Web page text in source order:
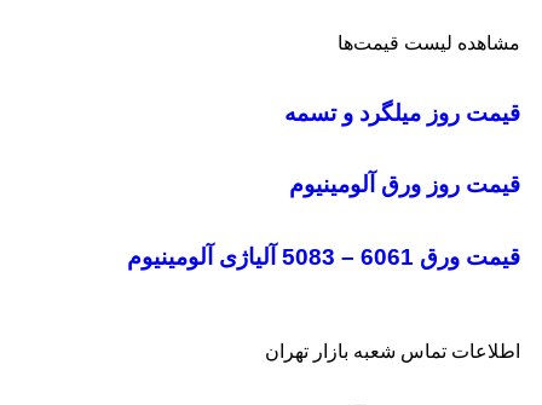
مشاهده لیست قیمت‌ها
قیمت روز میلگرد و تسمه
قیمت روز ورق آلومینیوم
قیمت ورق 6061 – 5083 آلیاژی آلومینیوم
اطلاعات تماس شعبه بازار تهران